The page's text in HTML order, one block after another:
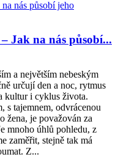
Jak na nás působí...
a největším nebeským
určují den a noc, rytmus
kultur i cyklus života.
s tajemnem, odvrácenou
žena, je považován za
mnoho úhlů pohledu, z
zaměřit, stejně tak má
Z...